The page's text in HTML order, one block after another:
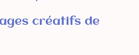
créatifs de